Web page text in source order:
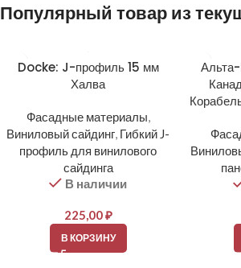
Популярный товар из
Docke: J-профиль 15 мм
Халва
Фасадные материалы,
Виниловый сайдинг, Гибкий J-
профиль для винилового
сайдинга
В наличии
225,00₽
В КОРЗИНУ